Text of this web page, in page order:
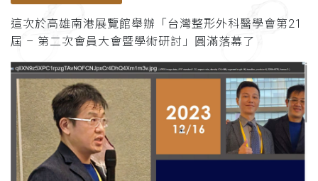
這次於高雄南港展覽館舉辦「台灣整形外科醫學會第21
屆 – 第二次會員大會暨學術研討」圓滿落幕了